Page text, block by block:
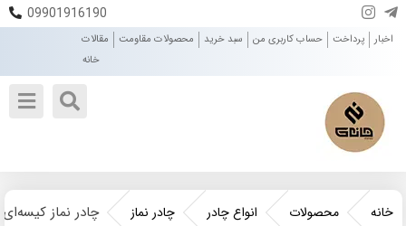
09901916190
اخبار پرداخت حساب کاربری من سبد خرید محصولات مقاومت
مقالات
خانه
خانه محصولات انواع چادر چادر نماز چادر نماز